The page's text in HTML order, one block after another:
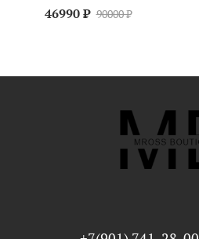
46990 ₽ 90000 ₽